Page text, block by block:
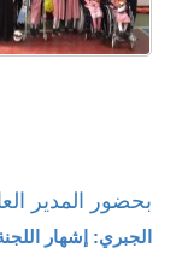
بحضور المدير
الجبري: إشهار